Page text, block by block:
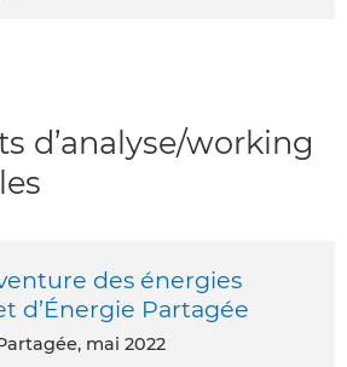
d’analyse/working
des énergies
d’Énergie Partagée
mai 2022